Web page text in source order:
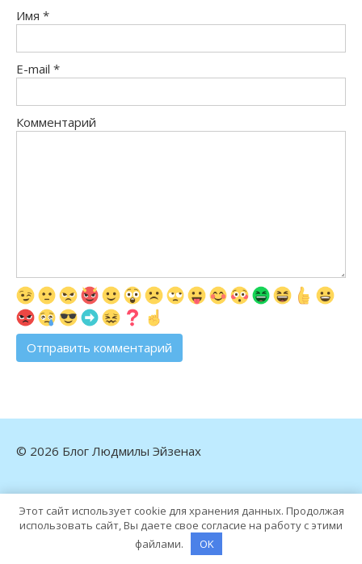
Имя *
E-mail *
Комментарий
© 2026 Блог Людмилы Эйзенах
Этот сайт использует cookie для хранения данных. Продолжая
использовать сайт, Вы даете свое согласие на работу с этими
файлами.
OK